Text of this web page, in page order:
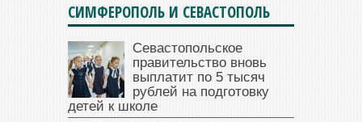
СИМФЕРОПОЛЬ И СЕВАСТОПОЛЬ
Севастопольское
правительство вновь
выплатит по 5 тысяч
рублей на подготовку
детей к школе